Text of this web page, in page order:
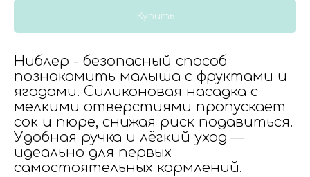
Купить
Ниблер - безопасный способ
познакомить малыша с фруктами и
ягодами. Силиконовая насадка с
мелкими отверстиями пропускает
сок и пюре, снижая риск подавиться.
Удобная ручка и лёгкий уход —
идеально для первых
самостоятельных кормлений.